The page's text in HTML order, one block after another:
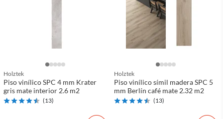
Holztek
Piso vinílico SPC 4 mm Krater
gris mate interior 2.6 m2
(13)
Holztek
Piso vinílico símil madera SPC 5
mm Berlín café mate 2.32 m2
(13)